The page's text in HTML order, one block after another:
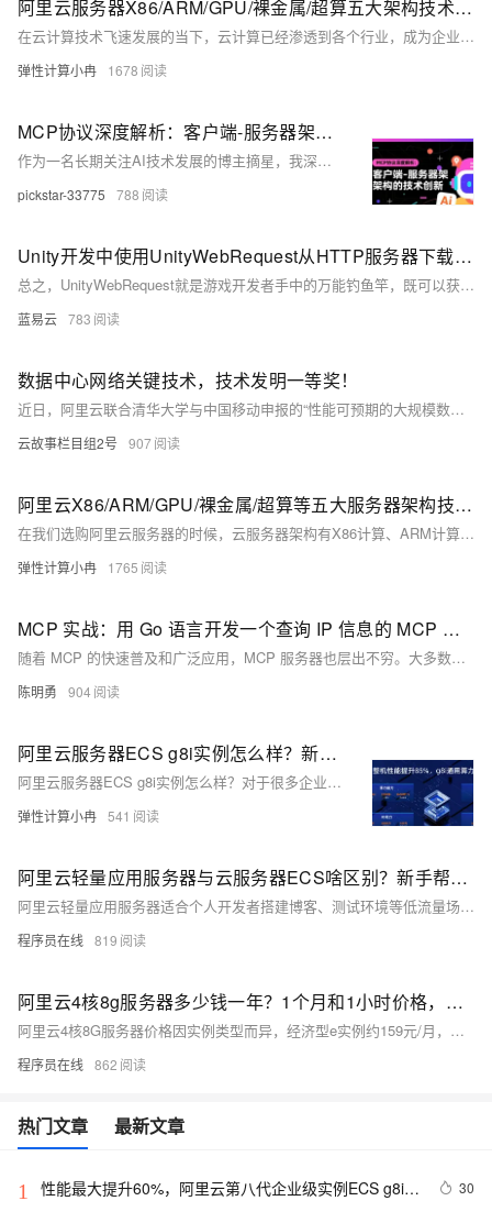
阿里云服务器X86/ARM/GPU/裸金属/超算五大架构技术特点、场景适配参考
在云计算技术飞速发展的当下，云计算已经渗透到各个行业，成为企业数字化转型的关键驱动力。选择合适的云服务器架构对于提升业务效率、降低成本至关重要。阿里云提供了多样化的云服务器架构选择，包括X86计算、ARM计算、GPU/FPGA/ASIC、弹性裸金属服务器以及高性能计算等。本文将深入解析这些架构的特点、优势及适用场景，以供大家了解和选择参考。
弹性计算小冉 1678
MCP协议深度解析：客户端-服务器架构的技术创新
作为一名长期关注AI技术发展的博主摘星，我深刻感受到了MCP（Model Context Protocol）协议在AI生态系统中的革命性意义。MCP协议作为Anthropic公司推出的开放标准，正在重新定义AI应用与外部系统的交互方式，其基于JSON-RPC 2.0的通信机制为构建可扩展、安全的AI应用提供了坚实的技术基础。在深入研究MCP协议规范的过程中，我发现这一协议不仅解决了传统AI应用在资源访问、工具调用和上下文管理方面的痛点，更通过其独特的三大核心概念——资源（Resources）、工具（Tools）、提示词（Prompts）——构建了一个完整的AI应用生态系统。MCP协议的客户端-
pickstar-33775 788
Unity开发中使用UnityWebRequest从HTTP服务器下载资源。
总之，UnityWebRequest就是游戏开发者手中的万能钓鱼竿，既可以获取文本数据，也能钓上图片资源，甚至是那声音的涟漪。使用UnityWebRequest的时候，你需要精心准备，比如确定URL、配置请求类型和头信息；发起请求；巧妙处理钓获的数据；还需要机智面对网络波澜，处理各种可能出现的错误。按照这样的过程，数据的钓取将会是一次既轻松愉快也效率高效的编程钓鱼之旅。
蓝易云 783
数据中心网络关键技术，技术发明一等奖！
近日，阿里云联合清华大学与中国移动申报的“性能可预期的大规模数据中心网络关键技术与应用”项目荣获中国电子学会技术发明一等奖。该项目通过端网融合架构，实现数据中心网络性能的可预期性，在带宽保障、时延控制和故障恢复速度上取得重大突破，显著提升服务质量。成果已应用于阿里云多项产品及重大社会活动中，如巴黎奥运会直播、“双十一”购物节等，展现出国际领先水平。
云故事栏目组2号 907
阿里云X86/ARM/GPU/裸金属/超算等五大服务器架构技术特点、场景适配与选型策略
在我们选购阿里云服务器的时候，云服务器架构有X86计算、ARM计算、GPU/FPGA/ASIC、弹性裸金属服务器、高性能计算可选，有的用户并不清楚他们之间有何区别。本文将深入解析这些架构的特点、优势及适用场景，帮助用户更好地根据实际需求做出选择。
弹性计算小冉 1765
MCP 实战：用 Go 语言开发一个查询 IP 信息的 MCP 服务器
随着 MCP 的快速普及和广泛应用，MCP 服务器也层出不穷。大多数开发者使用的 MCP 服务器开发库是官方提供的 typescript-sdk，而作为 Go 开发者，我们也可以借助优秀的第三方库去开发 MCP 服务器，例如 ThinkInAIXYZ/go-mcp。 本文将详细介绍如何在 Go 语言中使用 go-mcp 库来开发一个查询 IP 信息的 MCP 服务器。
陈明勇 904
阿里云服务器ECS g8i实例怎么样？新一代g8i实例技术特性与场景应用解析
阿里云服务器ECS g8i实例怎么样？对于很多企业用户说，云服务器的性能、安全性和AI能力是用户非常关注的。无论是处理大规模数据、运行复杂算法，还是保障业务应用的安全，都需要云服务器具备卓越的性能和强大的功能。阿里云推出的第八代云服务器ECS g8i实例，凭借其卓越的性能、增强的AI能力和全面的安全防护，成为了市场关注的焦点。本文将为大家解析ECS g8i实例的技术特性、产品优势、适用场景及与同类产品的对比，同时介绍其收费标准和活动价格，以供大家了解和选择。
弹性计算小冉 541
阿里云轻量应用服务器与云服务器ECS啥区别？新手帮助教程
阿里云轻量应用服务器适合个人开发者搭建博客、测试环境等低流量场景，操作简单、成本低；ECS适用于企业级高负载业务，功能强大、灵活可扩展。二者在性能、网络、镜像及运维管理上差异显著，用户应根据实际需求选择。
程序员在线 819
阿里云4核8g服务器多少钱一年？1个月和1小时价格，省钱购买方法分享
阿里云4核8G服务器价格因实例类型而异，经济型e实例约159元/月，计算型c9i约371元/月，按小时计费最低0.45元。实际购买享折扣，1年最高可省至1578元，附主流ECS实例及CPU型号参考。
程序员在线 862
热门文章 最新文章
1
性能最大提升60%，阿里云第八代企业级实例ECS g8i正
30